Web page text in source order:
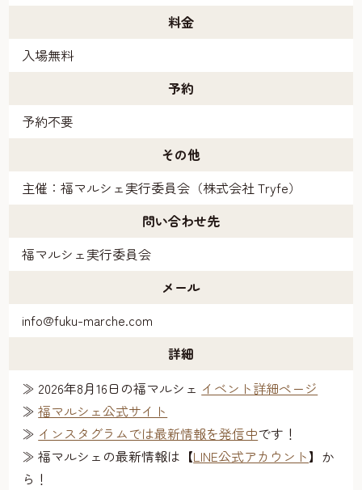
料金
入場無料
予約
予約不要
その他
主催：福マルシェ実行委員会（株式会社 Tryfe）
問い合わせ先
福マルシェ実行委員会
メール
info@fuku-marche.com
詳細
≫ 2026年8月16日の福マルシェ イベント詳細ページ
≫福マルシェ公式サイト
≫ インスタグラムでは最新情報を発信中です！
≫ 福マルシェの最新情報は【LINE公式アカウント】か
ら！